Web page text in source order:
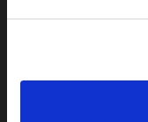
festivaluri